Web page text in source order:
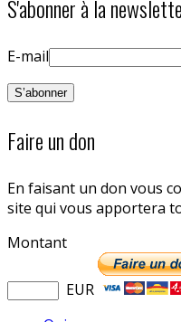
S'abonner à la
E-mail
Faire un don
En faisant un don vous
site qui vous apportera
Montant
EUR